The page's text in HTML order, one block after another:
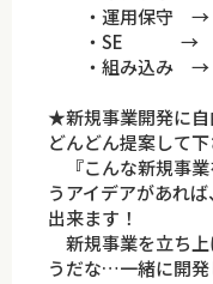
・運用保守 →
・SE → マ
・組み込み →
★新規事業開発に自
どんどん提案して下
『こんな新規事
うアイデアがあれ
出来ます！
新規事業を立ち上
うだな…一緒に開